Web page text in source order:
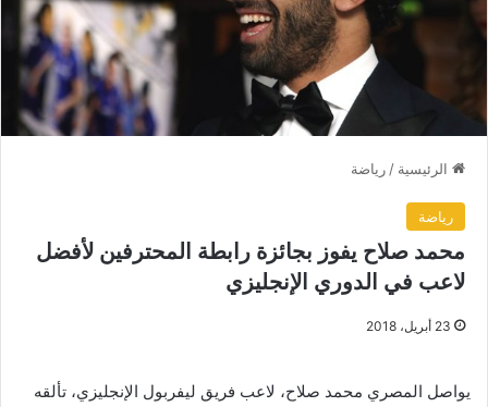
الرئيسية / رياضة
رياضة
محمد صلاح يفوز بجائزة رابطة المحترفين لأفضل
لاعب في الدوري الإنجليزي
23 أبريل، 2018
يواصل المصري محمد صلاح، لاعب فريق ليفربول الإنجليزي، تألقه